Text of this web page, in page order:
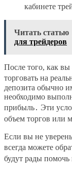
кабинете
Читать статью
для трейдеров
После того, как
торговать на
депозита обычно
необходимо
прибыль․ Эти
объем торгов или
Если вы не
всегда можете
будут рады помочь